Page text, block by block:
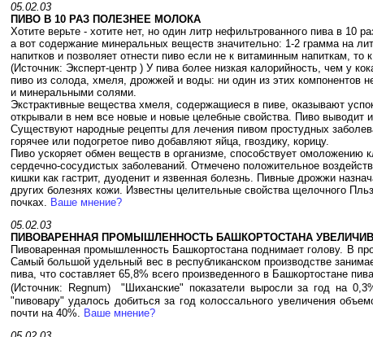
05.02.03
ПИВО В 10 РАЗ ПОЛЕЗНЕЕ МОЛОКА
Хотите верьте - хотите нет, но один литр нефильтрованного пива в 10
а вот содержание минеральных веществ значительно: 1-2 грамма на
напитков и позволяет отнести пиво если не к витаминным напиткам, то
(Источник: Эксперт-центр ) У пива более низкая калорийность, чем у
пиво из солода, хмеля, дрожжей и воды: ни один из этих компонентов
и минеральными солями.
Экстрактивные вещества хмеля, содержащиеся в пиве, оказывают
открывали в нем все новые и новые целебные свойства. Пиво выводит
Существуют народные рецепты для лечения пивом простудных
горячее или подогретое пиво добавляют яйца, гвоздику, корицу.
Пиво ускоряет обмен веществ в организме, способствует омоложению
сердечно-сосудистых заболеваний. Отмечено положительное
кишки как гастрит, дуоденит и язвенная болезнь. Пивные дрожжи
других болезнях кожи. Известны целительные свойства щелочного
почках. Ваше мнение?
05.02.03
ПИВОВАРЕННАЯ ПРОМЫШЛЕННОСТЬ БАШКОРТОСТАНА
Пивоваренная промышленность Башкортостана поднимает голову. В
Самый большой удельный вес в республиканском производстве
пива, что составляет 65,8% всего произведенного в Башкортостане
(Источник: Regnum)
"Шиханские" показатели выросли за год на
"пивовару" удалось добиться за год колоссального увеличения
почти на 40%. Ваше мнение?